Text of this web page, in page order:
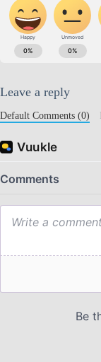
Leave a reply
Default Comments (0)